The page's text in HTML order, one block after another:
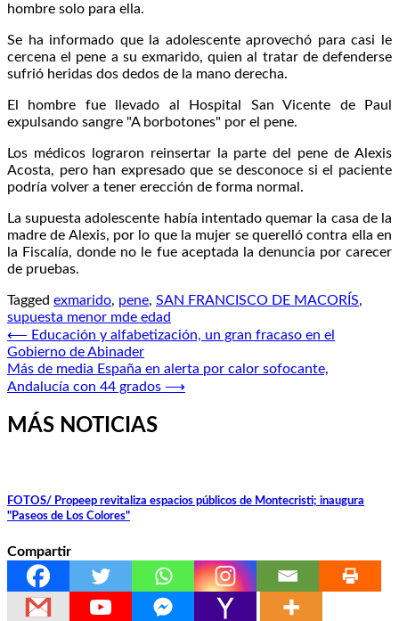
hombre solo para ella.
Se ha informado que la adolescente aprovechó para casi le
cercena el pene a su exmarido, quien al tratar de defenderse
sufrió heridas dos dedos de la mano derecha.
El hombre fue llevado al Hospital San Vicente de Paul
expulsando sangre "A borbotones" por el pene.
Los médicos lograron reinsertar la parte del pene de Alexis
Acosta, pero han expresado que se desconoce si el paciente
podría volver a tener erección de forma normal.
La supuesta adolescente había intentado quemar la casa de la
madre de Alexis, por lo que la mujer se querelló contra ella en
la Fiscalía, donde no le fue aceptada la denuncia por carecer
de pruebas.
Tagged exmarido, pene, SAN FRANCISCO DE MACORÍS,
supuesta menor mde edad
Navegación
de
entradas
⟵ Educación y alfabetización, un gran fracaso en el
Gobierno de Abinader
Más de media España en alerta por calor sofocante,
Andalucía con 44 grados ⟶
MÁS NOTICIAS
FOTOS/ Propeep revitaliza espacios públicos de Montecristi; inaugura
"Paseos de Los Colores"
Compartir